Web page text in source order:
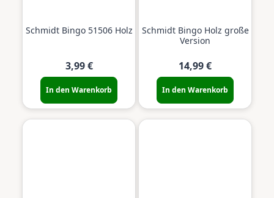
Schmidt Bingo 51506 Holz
3,99 €
In den Warenkorb
Schmidt Bingo Holz große
Version
14,99 €
In den Warenkorb